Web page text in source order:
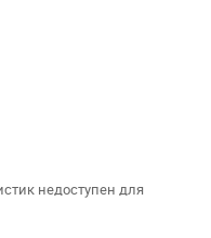
недоступен для